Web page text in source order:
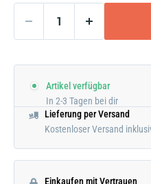
Artikel verfügbar
In 2-3 Tagen bei dir
Lieferung per Versand
Kostenloser Versand
Einkaufen mit Vertrauen